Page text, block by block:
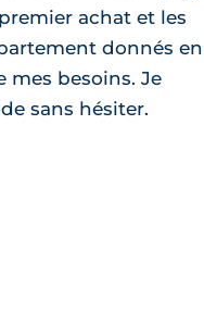
achat et les
donnés en
mes besoins. Je
sans hésiter.